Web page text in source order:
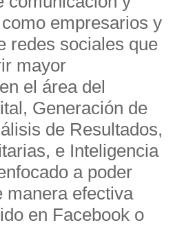
empresarios y
redes sociales que
mayor
el área del
Generación de
de Resultados,
e Inteligencia
a poder
manera efectiva
en Facebook o